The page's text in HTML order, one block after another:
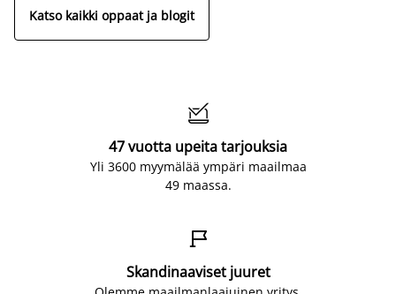
Katso kaikki oppaat ja blogit

47 vuotta upeita tarjouksia
Yli 3600 myymälää ympäri maailmaa
49 maassa.

Skandinaaviset juuret